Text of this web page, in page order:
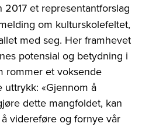
et representantforslag
om kulturskolefeltet,
med seg. Her framhevet
potensial og betydning i
rommer et voksende
«Gjennom å
dette mangfoldet, kan
videreføre og fornye vår